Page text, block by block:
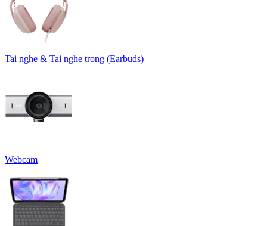
Tai nghe & Tai nghe trong (Earbuds)
Webcam